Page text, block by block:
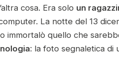
cosa. Era solo un
La notte del 13
immortalò quello che
: la foto segnaletica di